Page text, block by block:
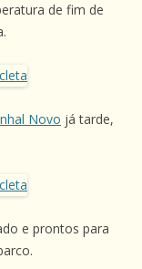
de fim de
Novo já tarde,
e prontos para